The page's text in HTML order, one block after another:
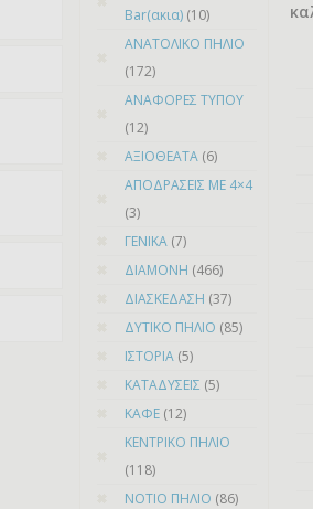
Bar(ακια) (10)
ΑΝΑΤΟΛΙΚΟ ΠΗΛΙΟ
(172)
ΑΝΑΦΟΡΕΣ ΤΥΠΟΥ
(12)
ΑΞΙΟΘΕΑΤΑ (6)
ΑΠΟΔΡΑΣΕΙΣ ΜΕ 4×4
(3)
ΓΕΝΙΚΑ (7)
ΔΙΑΜΟΝΗ (466)
ΔΙΑΣΚΕΔΑΣΗ (37)
ΔΥΤΙΚΟ ΠΗΛΙΟ (85)
ΙΣΤΟΡΙΑ (5)
ΚΑΤΑΔΥΣΕΙΣ (5)
ΚΑΦΕ (12)
ΚΕΝΤΡΙΚΟ ΠΗΛΙΟ
(118)
ΝΟΤΙΟ ΠΗΛΙΟ (86)